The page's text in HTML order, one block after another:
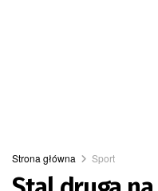
Strona główna Sport